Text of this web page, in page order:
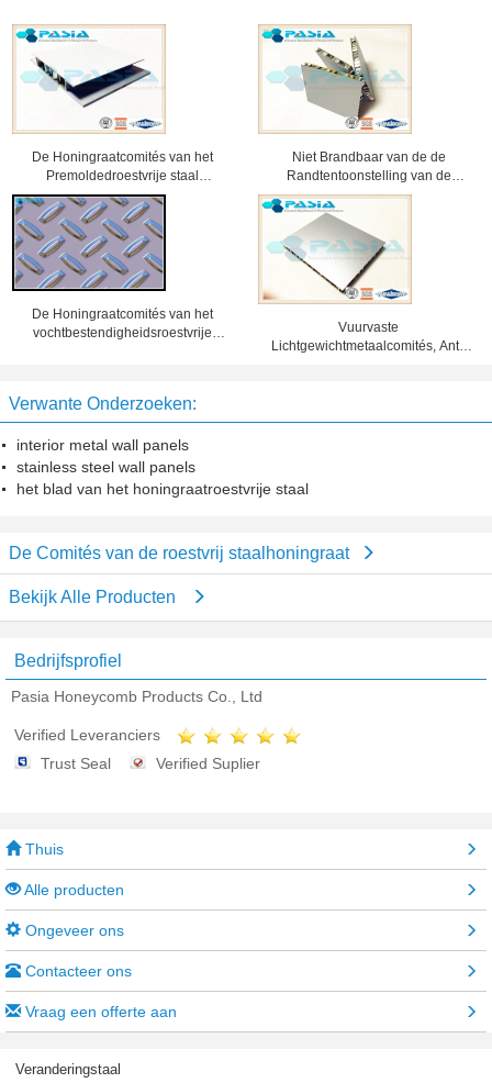
De Honingraatcomités van het
Premoldedroestvrije staal
Countertops voor Binnendecoratie
Niet Brandbaar van de de
Randtentoonstelling van de
Roestvrij staalhoningraat Comités
Gevouwen de Cabinegebruik
De Honingraatcomités van het
vochtbestendigheidsroestvrije
Vuurvaste
Lichtgewichtmetaalcomités, Anti-
Verwante Onderzoeken:
interior metal wall panels
stainless steel wall panels
het blad van het honingraatroestvrije staal
De Comités van de roestvrij staalhoningraat
Bekijk Alle Producten
Bedrijfsprofiel
Pasia Honeycomb Products Co., Ltd
Verified Leveranciers
Trust Seal
Verified Suplier
Thuis
Alle producten
Ongeveer ons
Contacteer ons
Vraag een offerte aan
Veranderingstaal